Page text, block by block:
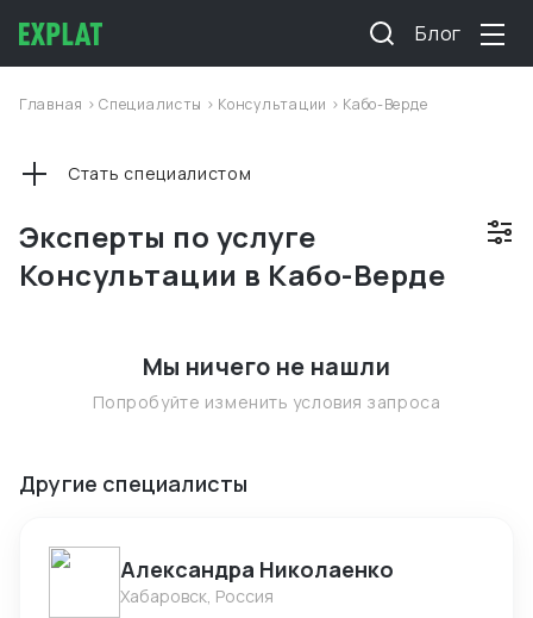
Блог
Главная >Специалисты > Консультации > Кабо-Верде
Эксперты по услуге
Консультации в Кабо-Верде
Стать специалистом
Мы ничего не нашли
Попробуйте изменить условия запроса
Другие специалисты
Александра Николаенко
Хабаровск, Россия